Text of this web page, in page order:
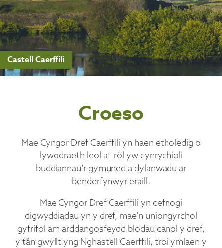
Castell Caerffili
Croeso
Mae Cyngor Dref Caerffili yn haen etholedig o
lywodraeth leol a’i rôl yw cynrychioli
buddiannau’r gymuned a dylanwadu ar
benderfynwyr eraill.
Mae Cyngor Dref Caerffili yn cefnogi
digwyddiadau yn y dref, mae’n uniongyrchol
gyfrifol am arddangosfeydd blodau canol y dref,
y tân gwyllt yng Nghastell Caerffili, troi ymlaen y